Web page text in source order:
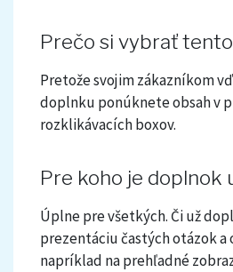
Prečo si vybrať
Pretože svojim zákazníkom
doplnku ponúknete obsah v
rozklikávacích boxov.
Pre koho je doplnok
Úplne pre všetkých. Či už
prezentáciu častých otázok
napríklad na prehľadné